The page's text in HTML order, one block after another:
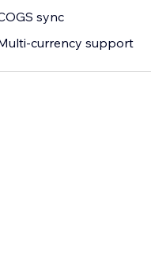
sync
currency support